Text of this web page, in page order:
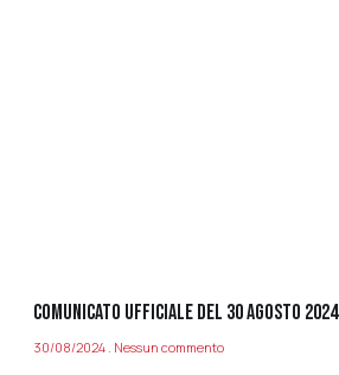
COMUNICATO UFFICIALE DEL 30 AGOSTO 2024
30/08/2024 Nessun commento